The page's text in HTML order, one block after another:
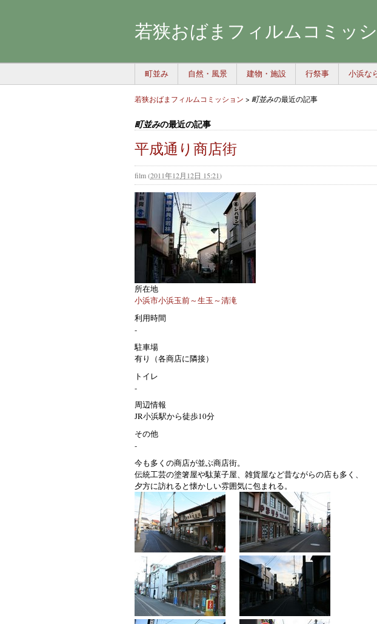
若狭おばまフィルムコミッ
町並み 自然・風景 建物・施設 行祭事 小浜な
若狭おばまフィルムコミッション > 町並みの最近の記事
町並みの最近の記事
平成通り商店街
film(2011年12月12日 15:21)
所在地
小浜市小浜玉前～生玉～清滝
利用時間
-
駐車場
有り（各商店に隣接）
トイレ
-
周辺情報
JR小浜駅から徒歩10分
その他
-
今も多くの商店が並ぶ商店街。
伝統工芸の塗箸屋や駄菓子屋、雑貨屋など昔ながらの店も多く、
夕方に訪れると懐かしい雰囲気に包まれる。